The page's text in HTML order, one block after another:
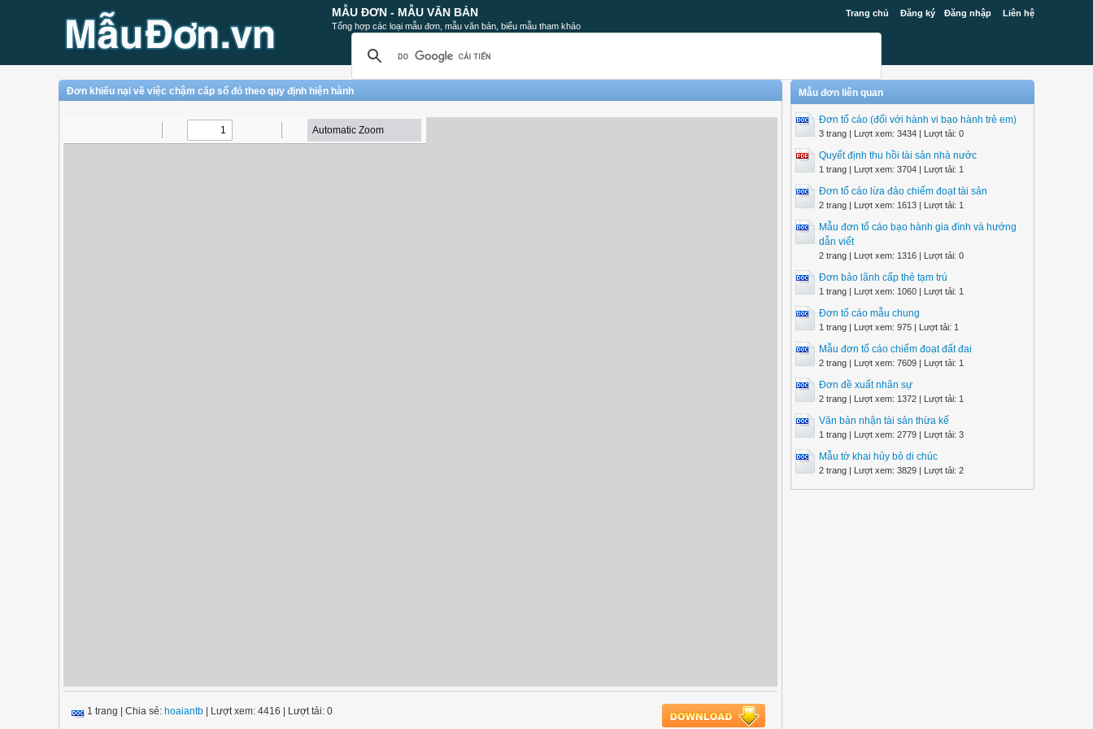
Trang chủ Đăng ký Đăng nhập Liên hệ
MẪU ĐƠN - MẪU VĂN BẢN
Tổng hợp các loại mẫu đơn, mẫu văn bản, biểu mẫu tham khảo
Đơn khiếu nại về việc chậm cấp sổ đỏ theo quy định hiện hành
1 trang Chia sẻ: hoaiantb | Lượt xem: 4416 | Lượt tải: 0
Mẫu đơn liên quan
Đơn tố cáo (đối với hành vi bạo hành trẻ em)
3 trang | Lượt xem: 3434 | Lượt tải: 0
Quyết định thu hồi tài sản nhà nước
1 trang | Lượt xem: 3704 | Lượt tải: 1
Đơn tố cáo lừa đảo chiếm đoạt tài sản
2 trang | Lượt xem: 1613 | Lượt tải: 1
Mẫu đơn tố cáo bạo hành gia đình và hướng
dẫn viết
2 trang | Lượt xem: 1316 | Lượt tải: 0
Đơn bảo lãnh cấp thẻ tạm trú
1 trang | Lượt xem: 1060 | Lượt tải: 1
Đơn tố cáo mẫu chung
1 trang | Lượt xem: 975 | Lượt tải: 1
Mẫu đơn tố cáo chiếm đoạt đất đai
2 trang | Lượt xem: 7609 | Lượt tải: 1
Đơn đề xuất nhân sự
2 trang | Lượt xem: 1372 | Lượt tải: 1
Văn bản nhận tài sản thừa kế
1 trang | Lượt xem: 2779 | Lượt tải: 3
Mẫu tờ khai hủy bỏ di chúc
2 trang | Lượt xem: 3829 | Lượt tải: 2